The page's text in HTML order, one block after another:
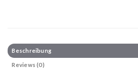
Beschreibung
Reviews (0)